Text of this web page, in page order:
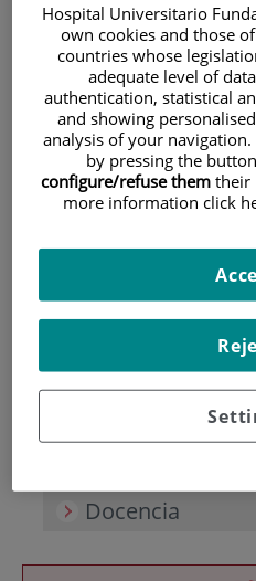
Pacientes y
Investigación
Docencia
Hospital Universitario
own cookies and those
countries whose
adequate level of
authentication, statistical
and showing
analysis of your navigation.
by pressing the
configure/refuse them their
more information click